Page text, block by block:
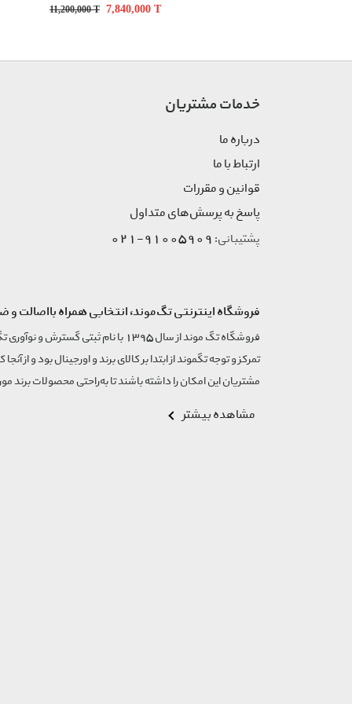
11,200,000T 7,840,000 T
خدمات مشتریان
درباره ما
ارتباط با ما
قوانین و مقررات
پاسخ به پرسش‌های متداول
پشتیبانی: 91005909-021
فروشگاه اینترنتی تگ‌موند، انتخابی همراه بااصالت و
تمرکز و توجه تگموند از ابتدا بر کالای برند و اورجینال بود و از
مشتریان این امکان را داشته باشند تا به‌راحتی محصولات برند
مشاهده بیشتر